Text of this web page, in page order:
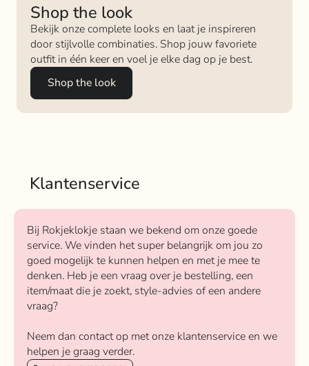
Shop the look
Bekijk onze complete looks en laat je inspireren
door stijlvolle combinaties. Shop jouw favoriete
outfit in één keer en voel je elke dag op je best.
Shop the look
Klantenservice
Bij Rokjeklokje staan we bekend om onze goede
service. We vinden het super belangrijk om jou zo
goed mogelijk te kunnen helpen en met je mee te
denken. Heb je een vraag over je bestelling, een
item/maat die je zoekt, style-advies of een andere
vraag?
Neem dan contact op met onze klantenservice en we
helpen je graag verder.